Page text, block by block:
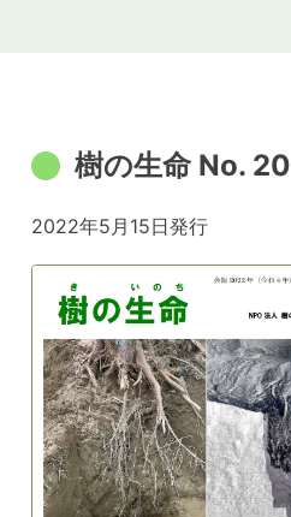
樹の生命 No. 20
2022年5月15日発行